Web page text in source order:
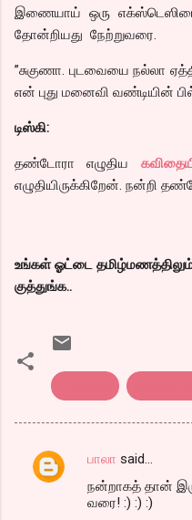
இணையாய் ஒரு
தோன்றியது நேற்றுவரை.
”சுகுணா. புடவையை நல்லா
என் புது மனைவி வண்டியின்
டிஸ்கி:
தண்டோரா எழுதிய
எழுதியிருக்கிறேன். நன்றி
உங்கள் ஓட்டை தமிழ்மணத்திலும்,
குத்துங்க..
C
பாலா said…
நன்றாகத் தான்
வரை! :) :) :)